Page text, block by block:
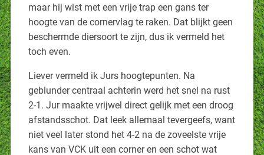
maar hij wist met een vrije trap een gans ter
hoogte van de cornervlag te raken. Dat blijkt geen
beschermde diersoort te zijn, dus ik vermeld het
toch even.
Liever vermeld ik Jurs hoogtepunten. Na
geblunder centraal achterin werd het snel na rust
2-1. Jur maakte vrijwel direct gelijk met een droog
afstandsschot. Dat leek allemaal tevergeefs, want
niet veel later stond het 4-2 na de zoveelste vrije
kans van VCK uit een corner en een schot wat